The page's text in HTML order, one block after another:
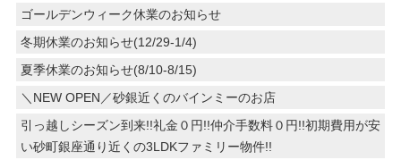
ゴールデンウィーク休業のお知らせ
冬期休業のお知らせ(12/29-1/4)
夏季休業のお知らせ(8/10-8/15)
＼NEW OPEN／砂銀近くのバインミーのお店
引っ越しシーズン到来!!礼金０円!!仲介手数料０円!!初期費用が安
い砂町銀座通り近くの3LDKファミリー物件!!